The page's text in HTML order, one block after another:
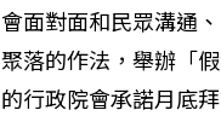
會面對面和民眾溝通
聚落的作法，舉辦「
的行政院會承諾月底